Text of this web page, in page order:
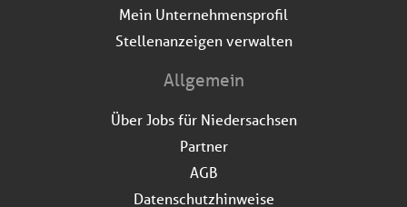
Mein Unternehmensprofil
Stellenanzeigen verwalten
Allgemein
Über Jobs für Niedersachsen
Partner
AGB
Datenschutzhinweise